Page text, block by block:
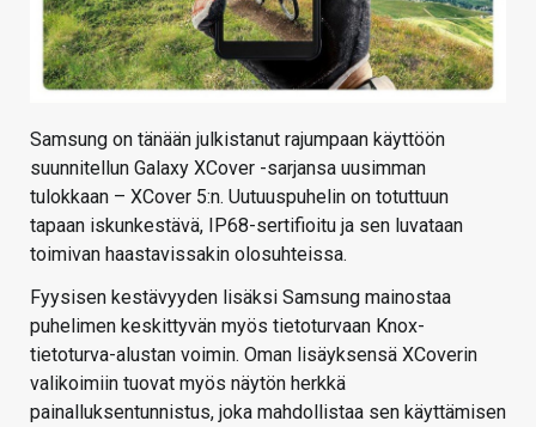
Samsung on tänään julkistanut rajumpaan käyttöön
suunnitellun Galaxy XCover -sarjansa uusimman
tulokkaan – XCover 5:n. Uutuuspuhelin on totuttuun
tapaan iskunkestävä, IP68-sertifioitu ja sen luvataan
toimivan haastavissakin olosuhteissa.
Fyysisen kestävyyden lisäksi Samsung mainostaa
puhelimen keskittyvän myös tietoturvaan Knox-
tietoturva-alustan voimin. Oman lisäyksensä XCoverin
valikoimiin tuovat myös näytön herkkä
painalluksentunnistus, joka mahdollistaa sen käyttämisen